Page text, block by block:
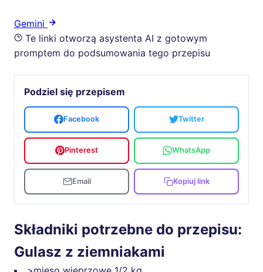
Gemini
Te linki otworzą asystenta AI z gotowym
promptem do podsumowania tego przepisu
Podziel się przepisem
Facebook Twitter
Pinterest WhatsApp
Email Kopiuj link
Składniki potrzebne do przepisu:
Gulasz z ziemniakami